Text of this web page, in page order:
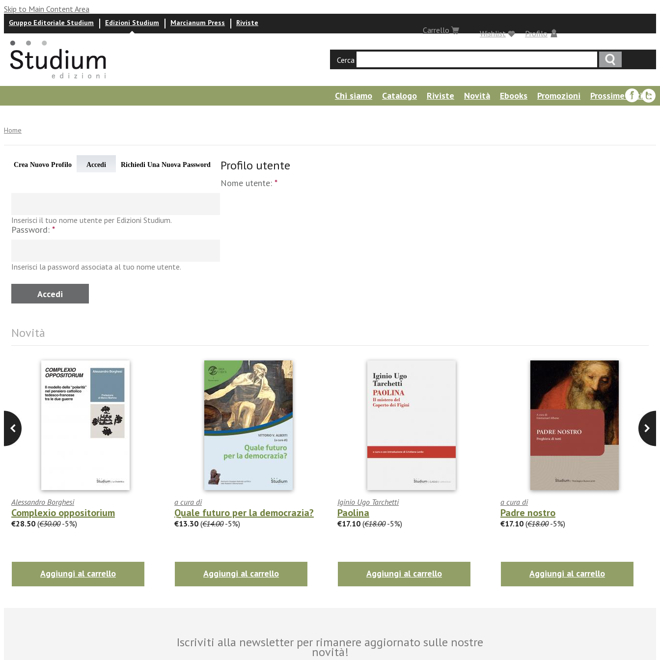
Skip to Main Content Area
Carrello
Gruppo Editoriale Studium Edizioni Studium Marcianum Press Riviste
Profilo
Wishlist
Cerca
Chi siamo Catalogo Riviste Novità Ebooks Promozioni
Prossime uscite
Home
Crea Nuovo Profilo Accedi Richiedi Una Nuova Password Profilo utente
Nome utente: *
Inserisci il tuo nome utente per Edizioni Studium.
Password: *
Inserisci la password associata al tuo nome utente.
Novità
Alessandro Borghesi
Complexio oppositorium
€28.50 (€30.00-5%)
Aggiungi al carrello
a cura di
Quale futuro per la democrazia?
€13.30 (€14.00-5%)
Aggiungi al carrello
Iginio Ugo Tarchetti
Paolina
€17.10 (€18.00-5%)
Aggiungi al carrello
a cura di
Padre nostro
€17.10 (€18.00-5%)
Aggiungi al carrello
Iscriviti alla newsletter per rimanere aggiornato sulle nostre
novità!